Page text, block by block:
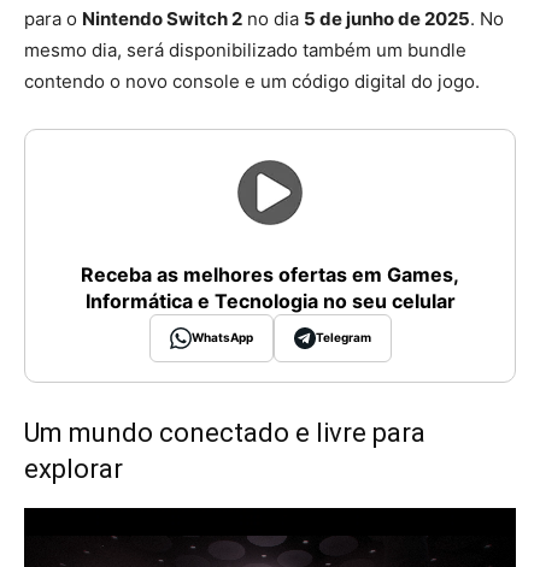
para o Nintendo Switch 2 no dia 5 de junho de 2025. No
mesmo dia, será disponibilizado também um bundle
contendo o novo console e um código digital do jogo.
Receba as melhores ofertas em Games,
Informática e Tecnologia no seu celular
WhatsApp Telegram
Um mundo conectado e livre para
explorar